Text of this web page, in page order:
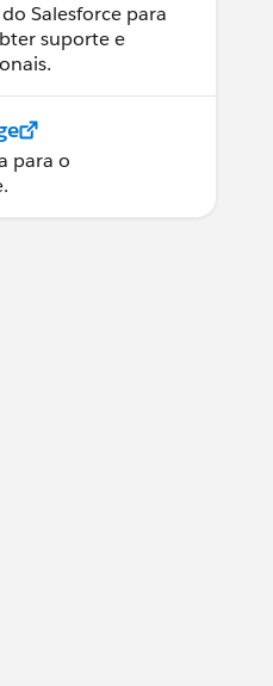
Salesforce para
suporte e
para o